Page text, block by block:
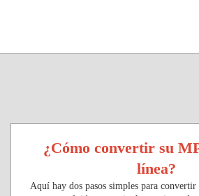
¿Cómo convertir su
línea?
Aquí hay dos pasos simples para